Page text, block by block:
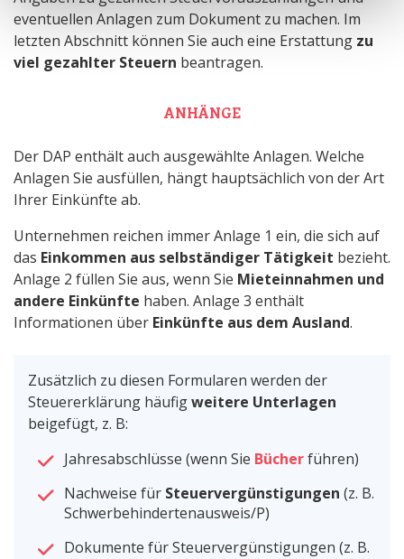
eventuellen Anlagen zum Dokument zu machen. Im
letzten Abschnitt können Sie auch eine Erstattung zu
viel gezahlter Steuern beantragen.
ANHÄNGE
Der DAP enthält auch ausgewählte Anlagen. Welche
Anlagen Sie ausfüllen, hängt hauptsächlich von der Art
Ihrer Einkünfte ab.
Unternehmen reichen immer Anlage 1 ein, die sich auf
das Einkommen aus selbständiger Tätigkeit bezieht.
Anlage 2 füllen Sie aus, wenn Sie Mieteinnahmen und
andere Einkünfte haben. Anlage 3 enthält
Informationen über Einkünfte aus dem Ausland.
Zusätzlich zu diesen Formularen werden der
Steuererklärung häufigweitere Unterlagen
beigefügt, z. B:
Jahresabschlüsse (wenn Sie Bücherführen)
Nachweise für Steuervergünstigungen (z. B.
Schwerbehindertenausweis/P)
Dokumente für Steuervergünstigungen (z. B.